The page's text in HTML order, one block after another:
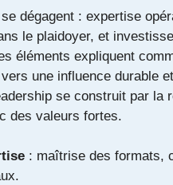
dégagent : expertise
le plaidoyer, et
éléments expliquent
une influence durable
se construit par la
des valeurs fortes.
: maîtrise des formats,